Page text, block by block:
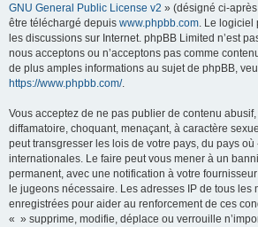
GNU General Public License v2 » (désigné ci-
être téléchargé depuis www.phpbb.com. Le logiciel
les discussions sur Internet. phpBB Limited n’est
nous acceptons ou n’acceptons pas comme
de plus amples informations au sujet de phpBB,
https://www.phpbb.com/.
Vous acceptez de ne pas publier de contenu
diffamatoire, choquant, menaçant, à caractère
peut transgresser les lois de votre pays, du pays
internationales. Le faire peut vous mener à un
permanent, avec une notification à votre
le jugeons nécessaire. Les adresses IP de tous les
enregistrées pour aider au renforcement de ces
« » supprime, modifie, déplace ou verrouille